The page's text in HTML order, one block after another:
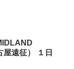
遠征） １日